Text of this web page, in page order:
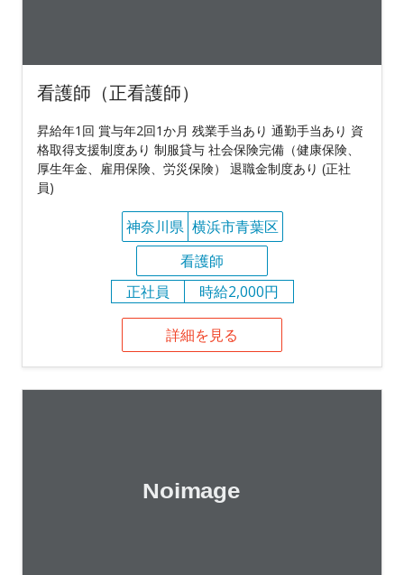
看護師（正看護師）
昇給年1回 賞与年2回1か月 残業手当あり 通勤手当あり 資
格取得支援制度あり 制服貸与 社会保険完備（健康保険、
厚生年金、雇用保険、労災保険） 退職金制度あり (正社
員)
神奈川県 横浜市青葉区
看護師
正社員
時給2,000円
詳細を見る